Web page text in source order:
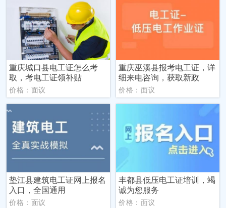
重庆城口县电工证怎么考
取，考电工证领补贴
价格：面议
重庆巫溪县报考电工证，详
细来电咨询，获取新政
价格：面议
垫江县建筑电工证网上报名
入口，全国通用
价格：面议
丰都县低压电工证培训，竭
诚为您服务
价格：面议